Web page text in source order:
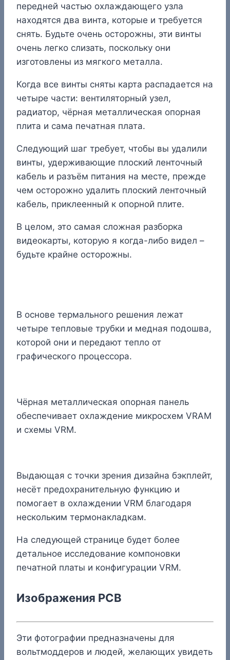
передней частью охлаждающего узла
находятся два винта, которые и требуется
снять. Будьте очень осторожны, эти винты
очень легко слизать, поскольку они
изготовлены из мягкого металла.
Когда все винты сняты карта распадается на
четыре части: вентиляторный узел,
радиатор, чёрная металлическая опорная
плита и сама печатная плата.
Следующий шаг требует, чтобы вы удалили
винты, удерживающие плоский ленточный
кабель и разъём питания на месте, прежде
чем осторожно удалить плоский ленточный
кабель, приклеенный к опорной плите.
В целом, это самая сложная разборка
видеокарты, которую я когда-либо видел –
будьте крайне осторожны.
В основе термального решения лежат
четыре тепловые трубки и медная подошва,
которой они и передают тепло от
графического процессора.
Чёрная металлическая опорная панель
обеспечивает охлаждение микросхем VRAM
и схемы VRM.
Выдающая с точки зрения дизайна бэкплейт,
несёт предохранительную функцию и
помогает в охлаждении VRM благодаря
нескольким термонакладкам.
На следующей странице будет более
детальное исследование компоновки
печатной платы и конфигурации VRM.
Изображения PCB
Эти фотографии предназначены для
вольтмоддеров и людей, желающих увидеть